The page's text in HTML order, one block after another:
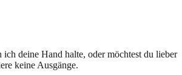
deine Hand halte, oder möchtest du lieber
keine Ausgänge.